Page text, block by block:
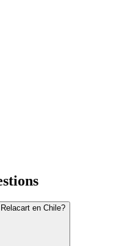
en Chile?